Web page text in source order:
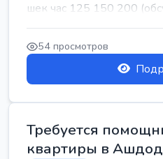
шек час 125 150 200
54 просмотров
Требуется
квартиры в